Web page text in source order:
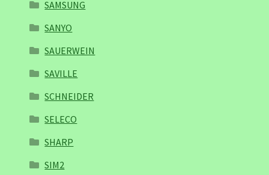
SAMSUNG
SANYO
SAUERWEIN
SAVILLE
SCHNEIDER
SELECO
SHARP
SIM2